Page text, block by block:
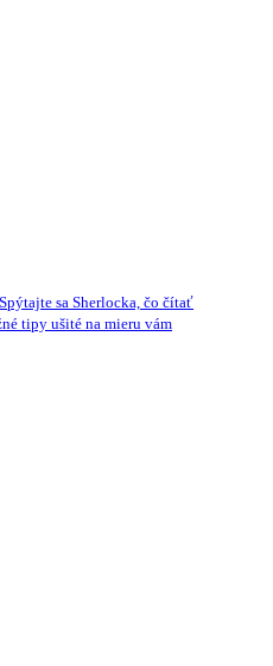
Spýtajte sa Sherlocka, čo čítať
tipy ušité na mieru vám